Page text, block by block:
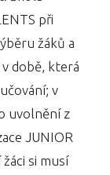
při
žáků a
době, která
v
uvolnění z
JUNIOR
si musí